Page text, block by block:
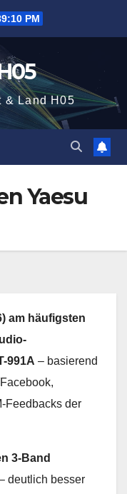
PM
& Land H05
Yaesu
am häufigsten
991A – basierend
Feedbacks der
3-Band
deutlich besser